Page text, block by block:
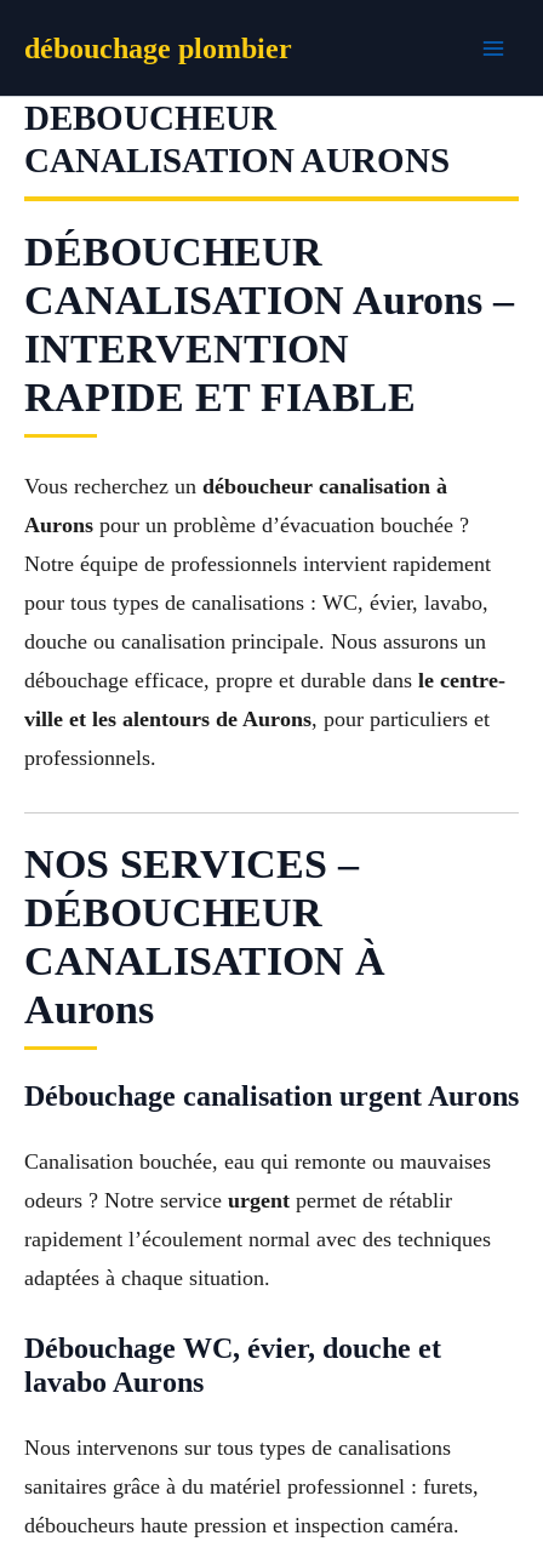
débouchage plombier
DEBOUCHEUR
CANALISATION AURONS
DÉBOUCHEUR
CANALISATION Aurons –
INTERVENTION
RAPIDE ET FIABLE
Vous recherchez un déboucheur canalisation à
Aurons pour un problème d’évacuation bouchée ?
Notre équipe de professionnels intervient rapidement
pour tous types de canalisations : WC, évier, lavabo,
douche ou canalisation principale. Nous assurons un
débouchage efficace, propre et durable dans le centre-
ville et les alentours de Aurons, pour particuliers et
professionnels.
NOS SERVICES –
DÉBOUCHEUR
CANALISATION À
Aurons
Débouchage canalisation urgent Aurons
Canalisation bouchée, eau qui remonte ou mauvaises
odeurs ? Notre service urgent permet de rétablir
rapidement l’écoulement normal avec des techniques
adaptées à chaque situation.
Débouchage WC, évier, douche et
lavabo Aurons
Nous intervenons sur tous types de canalisations
sanitaires grâce à du matériel professionnel : furets,
déboucheurs haute pression et inspection caméra.